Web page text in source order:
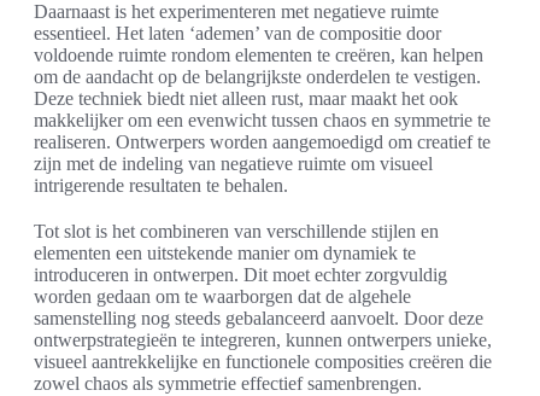
Daarnaast is het experimenteren met negatieve ruimte
essentieel. Het laten ‘ademen’ van de compositie door
voldoende ruimte rondom elementen te creëren, kan helpen
om de aandacht op de belangrijkste onderdelen te vestigen.
Deze techniek biedt niet alleen rust, maar maakt het ook
makkelijker om een evenwicht tussen chaos en symmetrie te
realiseren. Ontwerpers worden aangemoedigd om creatief te
zijn met de indeling van negatieve ruimte om visueel
intrigerende resultaten te behalen.
Tot slot is het combineren van verschillende stijlen en
elementen een uitstekende manier om dynamiek te
introduceren in ontwerpen. Dit moet echter zorgvuldig
worden gedaan om te waarborgen dat de algehele
samenstelling nog steeds gebalanceerd aanvoelt. Door deze
ontwerpstrategieën te integreren, kunnen ontwerpers unieke,
visueel aantrekkelijke en functionele composities creëren die
zowel chaos als symmetrie effectief samenbrengen.